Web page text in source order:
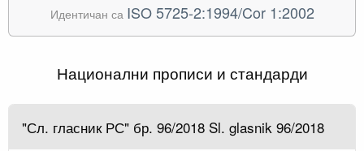
Идентичан са ISO 5725-2:1994/Cor 1:2002
Национални прописи и стандарди
"Сл. гласник РС" бр. 96/2018 Sl. glasnik 96/2018